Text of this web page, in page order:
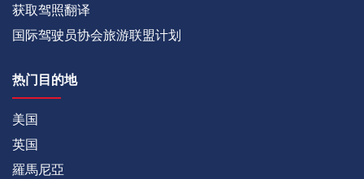
获取驾照翻译
国际驾驶员协会旅游联盟计划
热门目的地
美国
英国
羅馬尼亞